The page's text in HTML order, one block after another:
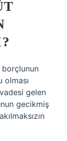
borçlunun
gelen
gecikmiş